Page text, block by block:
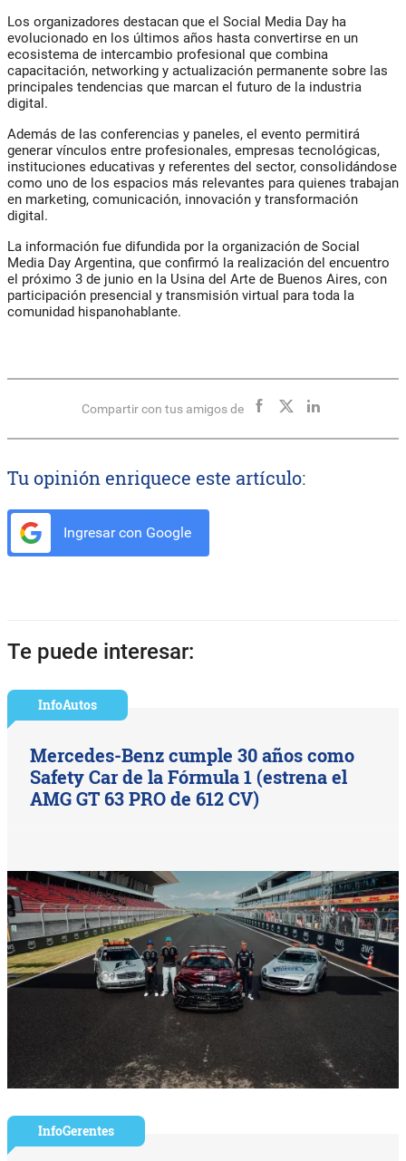
Los organizadores destacan que el Social Media Day ha
evolucionado en los últimos años hasta convertirse en un
ecosistema de intercambio profesional que combina
capacitación, networking y actualización permanente sobre las
principales tendencias que marcan el futuro de la industria
digital.
Además de las conferencias y paneles, el evento permitirá
generar vínculos entre profesionales, empresas tecnológicas,
instituciones educativas y referentes del sector, consolidándose
como uno de los espacios más relevantes para quienes trabajan
en marketing, comunicación, innovación y transformación
digital.
La información fue difundida por la organización de Social
Media Day Argentina, que confirmó la realización del encuentro
el próximo 3 de junio en la Usina del Arte de Buenos Aires, con
participación presencial y transmisión virtual para toda la
comunidad hispanohablante.
Compartir con tus amigos de
Tu opinión enriquece este artículo:
Ingresar con Google
Te puede interesar:
InfoAutos
Mercedes-Benz cumple 30 años como
Safety Car de la Fórmula 1 (estrena el
AMG GT 63 PRO de 612 CV)
InfoGerentes